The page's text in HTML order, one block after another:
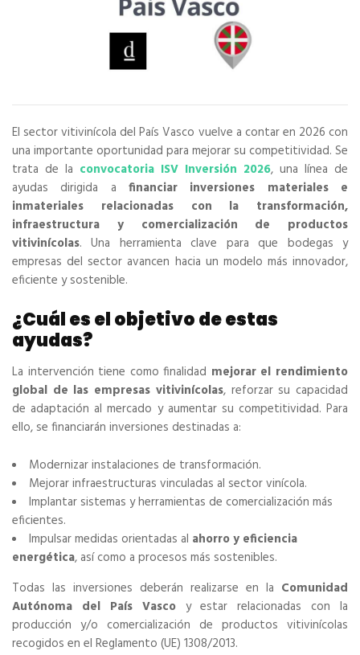
El sector vitivinícola del País Vasco vuelve a contar en 2026 con
una importante oportunidad para mejorar su competitividad. Se
trata de la convocatoria ISV Inversión 2026, una línea de
ayudas dirigida a financiar inversiones materiales e
inmateriales relacionadas con la transformación,
infraestructura y comercialización de productos
vitivinícolas. Una herramienta clave para que bodegas y
empresas del sector avancen hacia un modelo más innovador,
eficiente y sostenible.
¿Cuál es el objetivo de estas
ayudas?
La intervención tiene como finalidad mejorar el rendimiento
global de las empresas vitivinícolas, reforzar su capacidad
de adaptación al mercado y aumentar su competitividad. Para
ello, se financiarán inversiones destinadas a:
Modernizar instalaciones de transformación.
Mejorar infraestructuras vinculadas al sector vinícola.
Implantar sistemas y herramientas de comercialización más
eficientes.
Impulsar medidas orientadas al ahorro y eficiencia
energética, así como a procesos más sostenibles.
Todas las inversiones deberán realizarse en la Comunidad
Autónoma del País Vascoy estar relacionadas con la
producción y/o comercialización de productos vitivinícolas
recogidos en el Reglamento (UE) 1308/2013.